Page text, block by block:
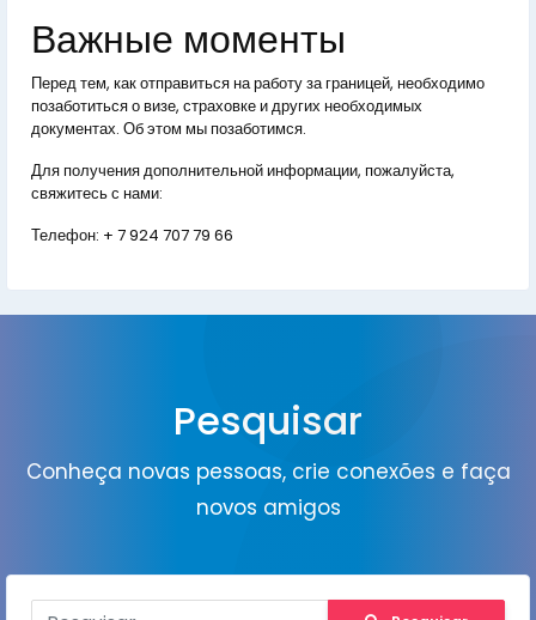
Важные моменты
Перед тем, как отправиться на работу за границей, необходимо
позаботиться о визе, страховке и других необходимых
документах. Об этом мы позаботимся.
Для получения дополнительной информации, пожалуйста,
свяжитесь с нами:
Телефон: + 7 924 707 79 66
Pesquisar
Conheça novas pessoas, crie conexões e faça
novos amigos